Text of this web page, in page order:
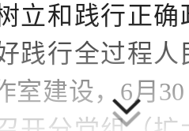
立和践行正
践行全过程
室建设，6月